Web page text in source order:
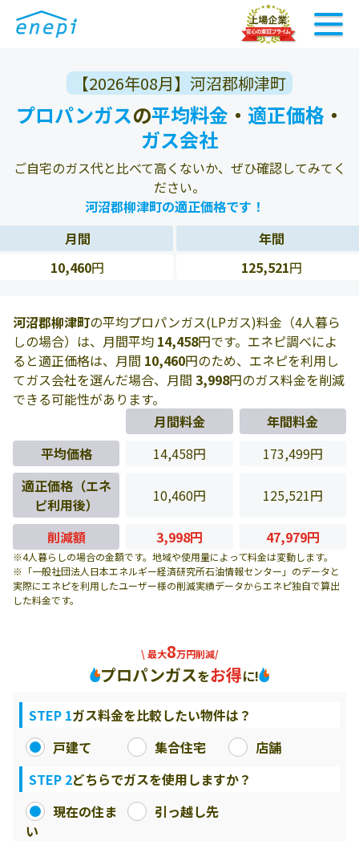
【2026年08月】河沼郡柳津町
プロパンガスの平均料金 ・ 適正価格 ・
ガス会社
ご自宅のガス代と比べて高くないか、ぜひ確認してみてく
ださい。
河沼郡柳津町の適正価格です！
月間
年間
10,460円 125,521円
河沼郡柳津町の平均プロパンガス(LPガス)料金（4人暮ら
しの場合）は、月間平均 14,458円です。エネピ調べによ
ると適正価格は、月間 10,460円のため、エネピを利用し
てガス会社を選んだ場合、月間 3,998円のガス料金を削減
できる可能性があります。
月間料金
年間料金
平均価格
14,458円
173,499円
適正価格（エネ
ピ利用後）
10,460円 125,521円
削減額 3,998円 47,979円
※4人暮らしの場合の金額です。地域や使用量によって料金は変動します。
※「一般社団法人日本エネルギー経済研究所石油情報センター」のデータと
実際にエネピを利用したユーザー様の削減実績データからエネピ独自で算出
した料金です。
\ 最大8万円削減/
プロパンガスをお得に!
STEP 1ガス料金を比較したい物件は？
戸建て
集合住宅
店舗
STEP 2どちらでガスを使用しますか？
現在の住ま
い
引っ越し先